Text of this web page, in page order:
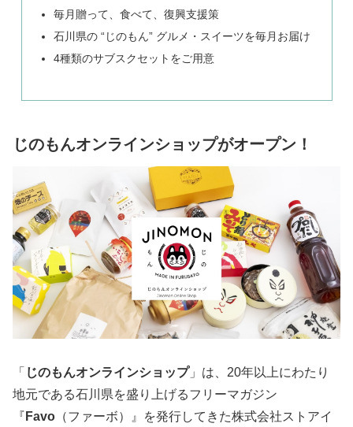
毎月贈って、食べて、復興支援策
石川県の “じのもん” グルメ・スイーツを毎月お届け
4種類のサブスクセットをご用意
じのもんオンラインショップがオープン！
「 じのもんオンラインショップ」は、20年以上にわたり
地元である石川県を盛り上げるフリーマガジン
『 Favo （ファーボ）』を発行してきた株式会社ストアイ